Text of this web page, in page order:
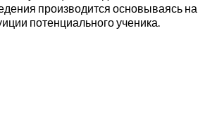
производится основываясь на
потенциального ученика.